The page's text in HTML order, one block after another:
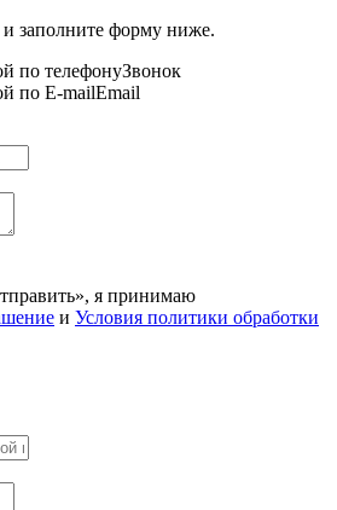
заполните форму ниже.
по телефонуЗвонок
по E-mailEmail
я принимаю
и Условия политики обработки